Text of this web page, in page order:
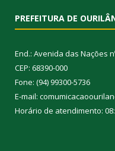
PREFEITURA DE
End.: Avenida das Nações
CEP: 68390-000
Fone: (94) 99300-5736
E-mail:
Horário de atendimento: